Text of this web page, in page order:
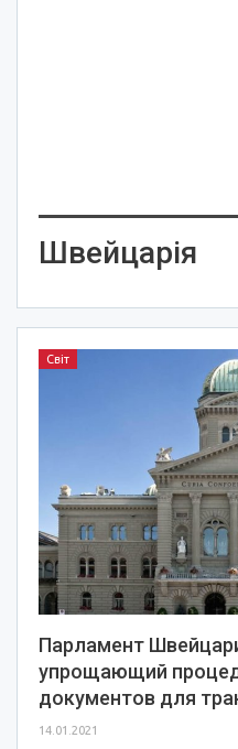
Швейцарія
Світ
Парламент
упрощающий
документов для
14.01.2021